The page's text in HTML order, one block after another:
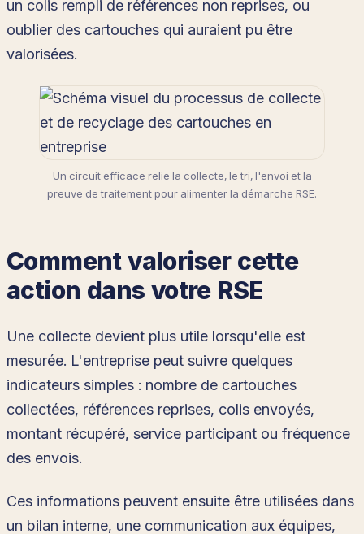
un colis rempli de références non reprises, ou
oublier des cartouches qui auraient pu être
valorisées.
Un circuit efficace relie la collecte, le tri, l'envoi et la
preuve de traitement pour alimenter la démarche RSE.
Comment valoriser cette
action dans votre RSE
Une collecte devient plus utile lorsqu'elle est
mesurée. L'entreprise peut suivre quelques
indicateurs simples : nombre de cartouches
collectées, références reprises, colis envoyés,
montant récupéré, service participant ou fréquence
des envois.
Ces informations peuvent ensuite être utilisées dans
un bilan interne, une communication aux équipes,